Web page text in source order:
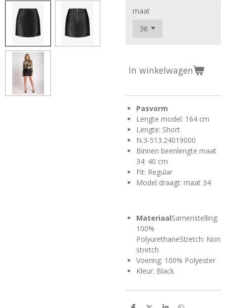
maat
In winkelwagen
Pasvorm
Lengte model: 164 cm
Lengte: Short
N.3-513.24019000
Binnen beenlengte maat
34: 40 cm
Fit: Regular
Model draagt: maat 34
MateriaalSamenstelling:
100%
PolyurethaneStretch: Non
stretch
Voering: 100% Polyester
Kleur: Black